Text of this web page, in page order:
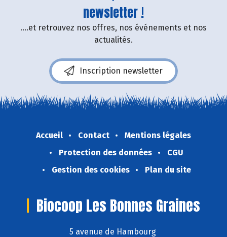
newsletter !
....et retrouvez nos offres, nos événements et nos
actualités.
Inscription newsletter
Accueil Contact
Mentions légales
Protection des données
CGU
Gestion des cookies
Plan du site
Biocoop Les Bonnes Graines
5 avenue de Hambourg